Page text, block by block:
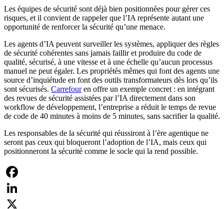
Les équipes de sécurité sont déjà bien positionnées pour gérer ces
risques, et il convient de rappeler que l’IA représente autant une
opportunité de renforcer la sécurité qu’une menace.
Les agents d’IA peuvent surveiller les systèmes, appliquer des règles
de sécurité cohérentes sans jamais faillir et produire du code de
qualité, sécurisé, à une vitesse et à une échelle qu’aucun processus
manuel ne peut égaler. Les propriétés mêmes qui font des agents une
source d’inquiétude en font des outils transformateurs dès lors qu’ils
sont sécurisés. Carrefouren offre un exemple concret : en intégrant
des revues de sécurité assistées par l’IA directement dans son
workflow de développement, l’entreprise a réduit le temps de revue
de code de 40 minutes à moins de 5 minutes, sans sacrifier la qualité.
Les responsables de la sécurité qui réussiront à l’ère agentique ne
seront pas ceux qui bloqueront l’adoption de l’IA, mais ceux qui
positionneront la sécurité comme le socle qui la rend possible.
Facebook
LinkedIn